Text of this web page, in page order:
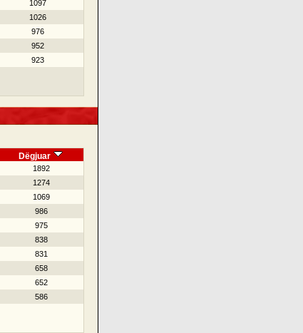
1097
1026
976
952
923
Dëgjuar
1892
1274
1069
986
975
838
831
658
652
586